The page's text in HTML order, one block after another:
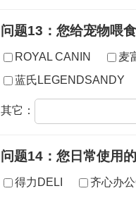
问题13：您给宠物喂
ROYAL CANIN 麦
蓝氏LEGENDSANDY
其它：
问题14：您日常使用
得力DELI 齐心办